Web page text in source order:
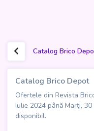
Catalog Brico
Catalog Brico Depot
Ofertele din Revista
Iulie 2024 până Marţi,
disponibil.